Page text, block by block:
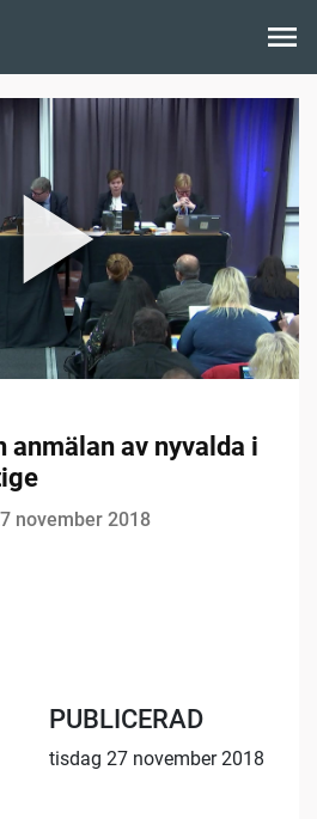
anmälan av nyvalda i
november 2018
PUBLICERAD
tisdag 27 november 2018